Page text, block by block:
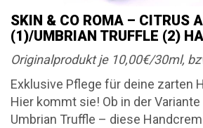
SKIN & CO ROMA – CITRUS
(1)/UMBRIAN TRUFFLE (2)
Originalprodukt je 10,00€/30ml,
Exklusive Pflege für deine zarten
Hier kommt sie! Ob in der
Umbrian Truffle – diese